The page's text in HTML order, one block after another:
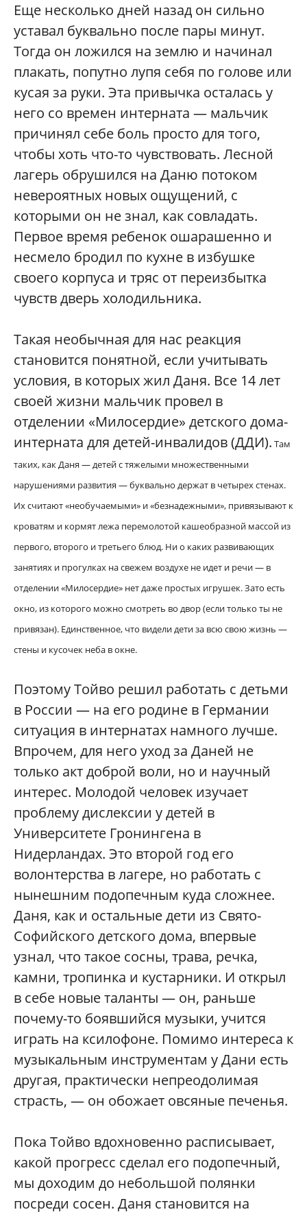
Еще несколько дней назад он сильно
уставал буквально после пары минут.
Тогда он ложился на землю и начинал
плакать, попутно лупя себя по голове или
кусая за руки. Эта привычка осталась у
него со времен интерната — мальчик
причинял себе боль просто для того,
чтобы хоть что-то чувствовать. Лесной
лагерь обрушился на Даню потоком
невероятных новых ощущений, с
которыми он не знал, как совладать.
Первое время ребенок ошарашенно и
несмело бродил по кухне в избушке
своего корпуса и тряс от переизбытка
чувств дверь холодильника.
Такая необычная для нас реакция
становится понятной, если учитывать
условия, в которых жил Даня. Все 14 лет
своей жизни мальчик провел в
отделении «Милосердие» детского дома-
интерната для детей-инвалидов (ДДИ). Там
таких, как Даня — детей с тяжелыми множественными
нарушениями развития — буквально держат в четырех стенах.
Их считают «необучаемыми» и «безнадежными», привязывают к
кроватям и кормят лежа перемолотой кашеобразной массой из
первого, второго и третьего блюд. Ни о каких развивающих
занятиях и прогулках на свежем воздухе не идет и речи — в
отделении «Милосердие» нет даже простых игрушек. Зато есть
окно, из которого можно смотреть во двор (если только ты не
привязан). Единственное, что видели дети за всю свою жизнь —
стены и кусочек неба в окне.
Поэтому Тойво решил работать с детьми
в России — на его родине в Германии
ситуация в интернатах намного лучше.
Впрочем, для него уход за Даней не
только акт доброй воли, но и научный
интерес. Молодой человек изучает
проблему дислексии у детей в
Университете Гронингена в
Нидерландах. Это второй год его
волонтерства в лагере, но работать с
нынешним подопечным куда сложнее.
Даня, как и остальные дети из Свято-
Софийского детского дома, впервые
узнал, что такое сосны, трава, речка,
камни, тропинка и кустарники. И открыл
в себе новые таланты — он, раньше
почему-то боявшийся музыки, учится
играть на ксилофоне. Помимо интереса к
музыкальным инструментам у Дани есть
другая, практически непреодолимая
страсть, — он обожает овсяные печенья.
Пока Тойво вдохновенно расписывает,
какой прогресс сделал его подопечный,
мы доходим до небольшой полянки
посреди сосен. Даня становится на